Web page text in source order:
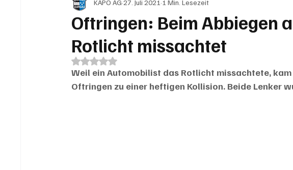
IN EIGENER SACHE KOMMENTARE LESERBRIEFE
Oftringen: Beim Abbiegen
Rotlicht missachtet
KAPO AG 27. Juli 2021 1 Min. Lesezeit
Mit NaN von 5 Sternen bewertet.
Weil ein Automobilist das Rotlicht missachtete, kam
Oftringen zu einer heftigen Kollision. Beide Lenker